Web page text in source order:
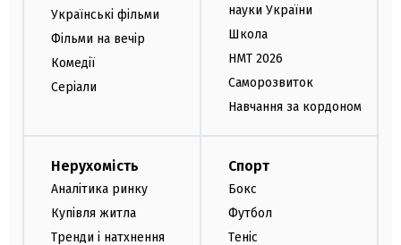
Українські фільми
Фільми на вечір
Комедії
Серіали
науки України
Школа
НМТ 2026
Саморозвиток
Навчання за кордоном
Нерухомість
Аналітика ринку
Купівля житла
Тренди і натхнення
Спорт
Бокс
Футбол
Теніс